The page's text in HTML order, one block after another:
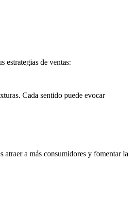
estrategias de ventas:
Cada sentido puede evocar
atraer a más consumidores y fomentar la